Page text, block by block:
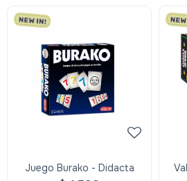
Juego Burako - Didacta